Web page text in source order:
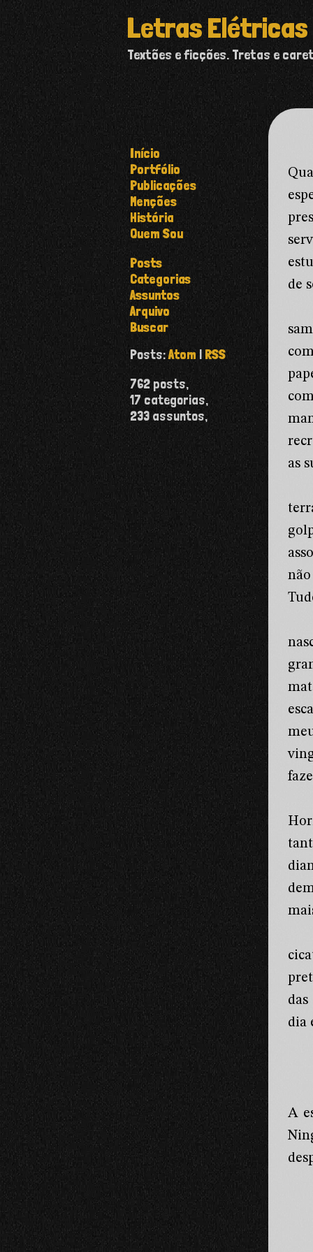
Letras Elétricas
Textões e ficções. Tretas e
Início
Portfólio
Publicações
Menções
História
Quem Sou
Posts
Categorias
Assuntos
Arquivo
Buscar
Posts:Atom |RSS
762posts,
17 categorias,
233assuntos,
de
as
dia
A